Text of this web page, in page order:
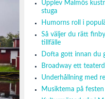
Upplev Malmös
stuga
Humorns roll i
Så väljer du rätt
tillfälle
Dofta gott innan du
Broadway ett
Underhållning med
Musiktema på festen